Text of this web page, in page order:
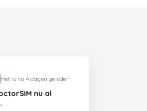
Het is nu 4 dagen geleden
nu al